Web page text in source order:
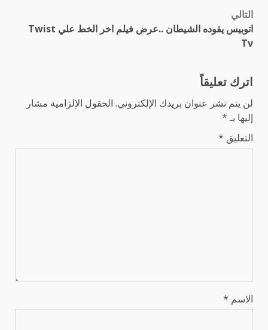
التالي
اتوبيس يقوده الشيطان ..عرض فيلم اخر الخط علي Twist
Tv
اترك تعليقاً
لن يتم نشر عنوان بريدك الإلكتروني. الحقول الإلزامية مشار
إليها بـ*
التعليق *
الاسم *